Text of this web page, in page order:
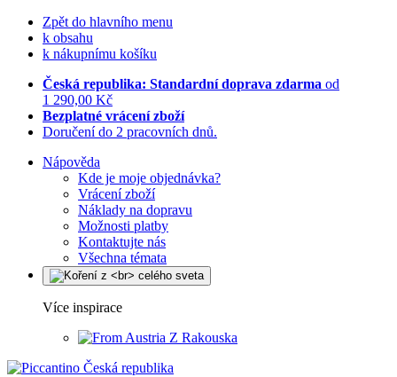
Zpět do hlavního menu
k obsahu
k nákupnímu košíku
Česká republika: Standardní doprava zdarma od
1 290,00 Kč
Bezplatné vrácení zboží
Doručení do 2 pracovních dnů.
Nápověda
Kde je moje objednávka?
Vrácení zboží
Náklady na dopravu
Možnosti platby
Kontaktujte nás
Všechna témata
Více inspirace
Z Rakouska